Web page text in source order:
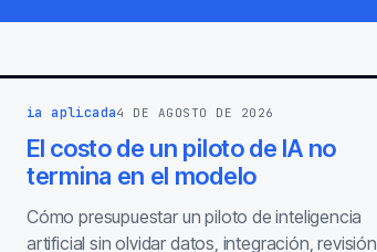
ia aplicada4 DE AGOSTO DE 2026
El costo de un piloto de IA no
termina en el modelo
Cómo presupuestar un piloto de inteligencia
artificial sin olvidar datos, integración, revisión